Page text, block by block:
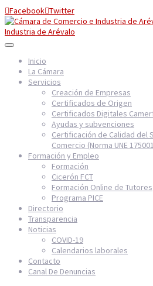
FacebookTwitter
Industria de Arévalo
Inicio
La Cámara
Servicios
Creación de Empresas
Certificados de Origen
Certificados Digitales
Ayudas y subvenciones
Certificación de Calidad del
Comercio (Norma UNE
Formación y Empleo
Formación
Cicerón FCT
Formación Online de Tutores
Programa PICE
Directorio
Transparencia
Noticias
COVID-19
Calendarios laborales
Contacto
Canal De Denuncias